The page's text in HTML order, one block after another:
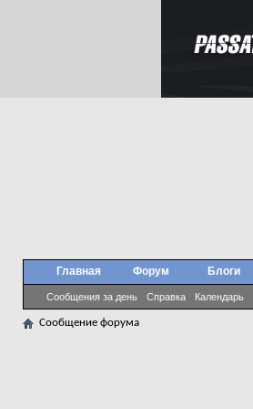
Главная Форум
Сообщения за день Справка Календарь
Блоги
Сообщение форума